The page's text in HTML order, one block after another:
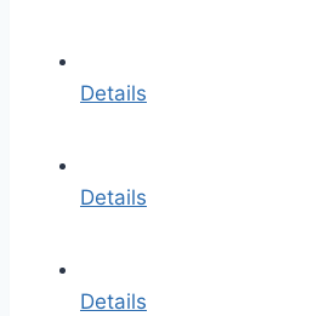
Details
Details
Details